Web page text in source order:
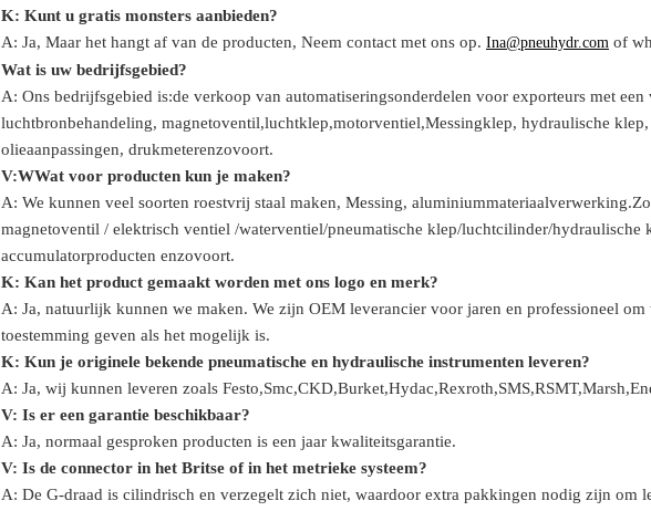
K: Kunt u gratis monsters aanbieden?
A: Ja, Maar het hangt af van de producten, Neem contact met ons op. Ina@pneuhydr.com of
Wat is uw bedrijfsgebied?
A: Ons bedrijfsgebied is:de verkoop van automatiseringsonderdelen voor exporteurs met
luchtbronbehandeling, magnetoventil,luchtklep,motorventiel,Messingklep, hydraulische
olieaanpassingen, drukmeterenzovoort.
V:WWat voor producten kun je maken?
A: We kunnen veel soorten roestvrij staal maken, Messing, aluminiummateriaalverwerking.
magnetoventil / elektrisch ventiel /waterventiel/pneumatische klep/luchtcilinder/hydraulische
accumulatorproducten enzovoort.
K: Kan het product gemaakt worden met ons logo en merk?
A: Ja, natuurlijk kunnen we maken. We zijn OEM leverancier voor jaren en professioneel om
toestemming geven als het mogelijk is.
K: Kun je originele bekende pneumatische en hydraulische instrumenten leveren?
A: Ja, wij kunnen leveren zoals
V: Is er een garantie beschikbaar?
A: Ja, normaal gesproken producten is een jaar kwaliteitsgarantie.
V: Is de connector in het Britse of in het metrieke systeem?
A: De G-draad is cilindrisch en verzegelt zich niet, waardoor extra pakkingen nodig zijn om